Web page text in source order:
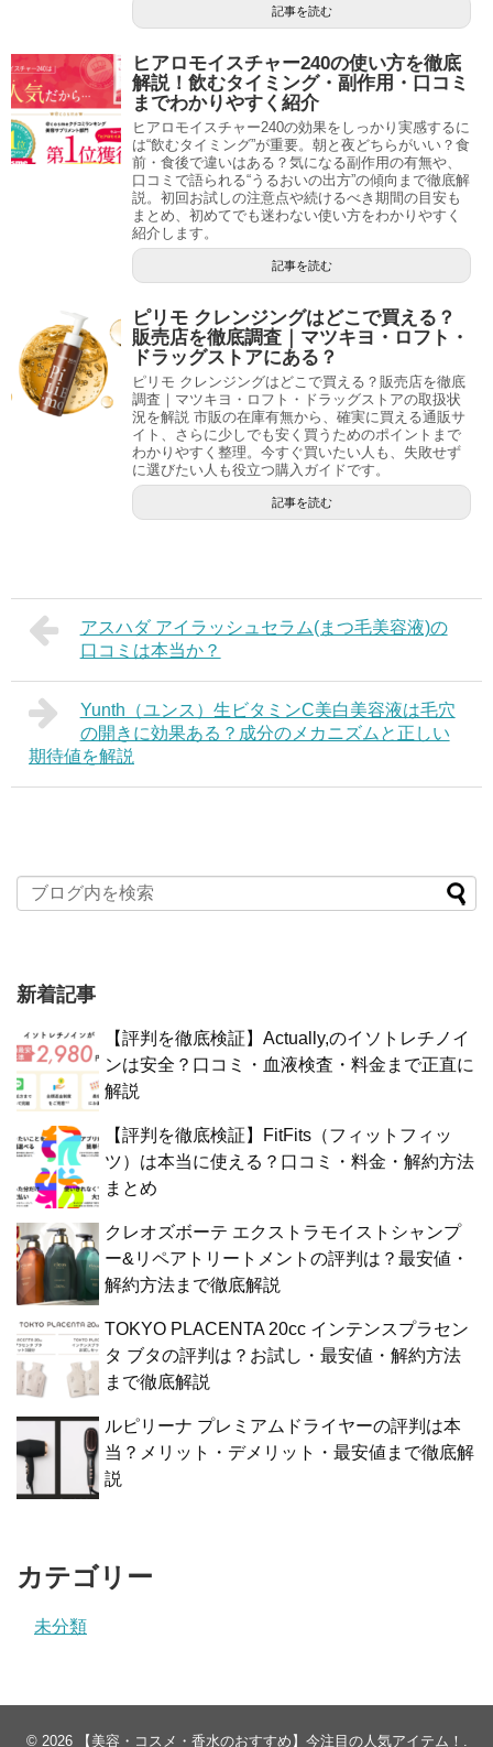
記事を読む
ヒアロモイスチャー240の使い方を徹底
解説！飲むタイミング・副作用・口コミ
までわかりやすく紹介
ヒアロモイスチャー240の効果をしっかり実感するに
は“飲むタイミング”が重要。朝と夜どちらがいい？食
前・食後で違いはある？気になる副作用の有無や、
口コミで語られる“うるおいの出方”の傾向まで徹底解
説。初回お試しの注意点や続けるべき期間の目安も
まとめ、初めてでも迷わない使い方をわかりやすく
紹介します。
記事を読む
ピリモ クレンジングはどこで買える？
販売店を徹底調査｜マツキヨ・ロフト・
ドラッグストアにある？
ピリモ クレンジングはどこで買える？販売店を徹底
調査｜マツキヨ・ロフト・ドラッグストアの取扱状
況を解説 市販の在庫有無から、確実に買える通販サ
イト、さらに少しでも安く買うためのポイントまで
わかりやすく整理。今すぐ買いたい人も、失敗せず
に選びたい人も役立つ購入ガイドです。
記事を読む
アスハダ アイラッシュセラム(まつ毛美容液)の
口コミは本当か？
Yunth（ユンス）生ビタミンC美白美容液は毛穴
の開きに効果ある？成分のメカニズムと正しい
期待値を解説
新着記事
【評判を徹底検証】Actually,のイソトレチノイ
ンは安全？口コミ・血液検査・料金まで正直に
解説
【評判を徹底検証】FitFits（フィットフィッ
ツ）は本当に使える？口コミ・料金・解約方法
まとめ
クレオズボーテ エクストラモイストシャンプ
ー&リペアトリートメントの評判は？最安値・
解約方法まで徹底解説
TOKYO PLACENTA 20cc インテンスプラセン
タ ブタの評判は？お試し・最安値・解約方法
まで徹底解説
ルピリーナ プレミアムドライヤーの評判は本
当？メリット・デメリット・最安値まで徹底解
説
カテゴリー
未分類
© 2026 【美容・コスメ・香水のおすすめ】今注目の人気アイテム！